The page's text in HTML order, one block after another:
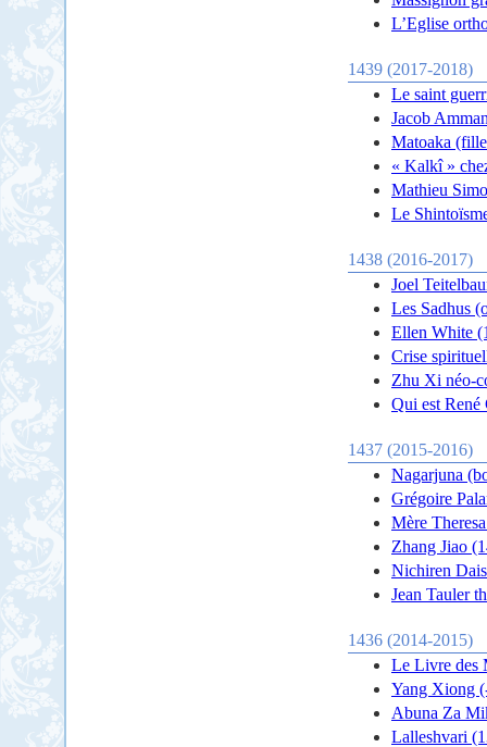
L’Eglise
1439 (2017-2018)
Le saint
Jacob
Matoaka
« Kalkî »
Mathieu
Le
1438 (2016-2017)
Joel
Les Sadhus
Ellen White
Crise
Zhu Xi néo-
Qui est René
1437 (2015-2016)
Nagarjuna
Grégoire
Mère
Zhang Jiao
Nichiren
Jean Tauler
1436 (2014-2015)
Le Livre des
Yang Xiong
Abuna Za
Lalleshvari